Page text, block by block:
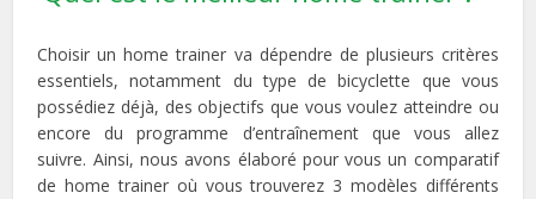
Choisir un home trainer va dépendre de plusieurs critères
essentiels, notamment du type de bicyclette que vous
possédiez déjà, des objectifs que vous voulez atteindre ou
encore du programme d’entraînement que vous allez
suivre. Ainsi, nous avons élaboré pour vous un comparatif
de home trainer où vous trouverez 3 modèles différents